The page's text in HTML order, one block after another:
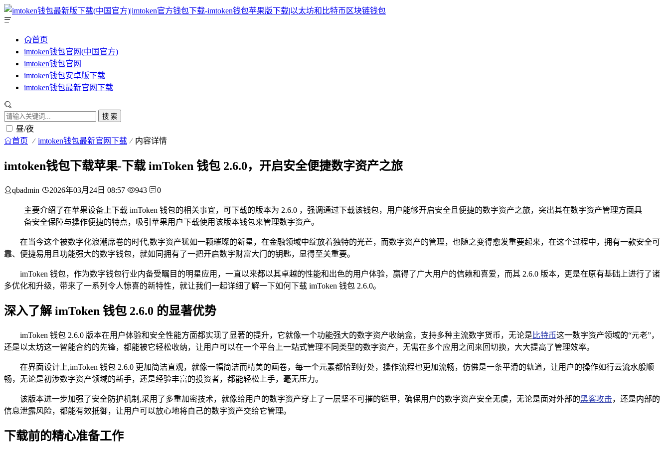
首页
imtoken钱包官网(中国官方)
imtoken钱包官网
imtoken钱包安卓版下载
imtoken钱包最新官网下载
搜 索
昼/夜
首页 imtoken钱包最新官网下载 内容详情
imtoken钱包下载苹果-下载 imToken 钱包 2.6.0，开启安全便捷数字资产之旅
qbadmin 2026年03月24日 08:57 943 0
主要介绍了在苹果设备上下载 imToken 钱包的相关事宜，可下载的版本为 2.6.0 ，强调通过下载该钱包，用户能够开启安全且便捷的数字资产之旅，突出其在数字资产管理方面具
备安全保障与操作便捷的特点，吸引苹果用户下载使用该版本钱包来管理数字资产。
在当今这个被数字化浪潮席卷的时代,数字资产犹如一颗璀璨的新星，在金融领域中绽放着独特的光芒，而数字资产的管理，也随之变得愈发重要起来，在这个过程中，拥有一款安全可
靠、便捷易用且功能强大的数字钱包，就如同拥有了一把开启数字财富大门的钥匙，显得至关重要。
imToken 钱包，作为数字钱包行业内备受瞩目的明星应用，一直以来都以其卓越的性能和出色的用户体验，赢得了广大用户的信赖和喜爱，而其 2.6.0 版本，更是在原有基础上进行了诸
多优化和升级，带来了一系列令人惊喜的新特性，就让我们一起详细了解一下如何下载 imToken 钱包 2.6.0。
深入了解 imToken 钱包 2.6.0 的显著优势
imToken 钱包 2.6.0 版本在用户体验和安全性能方面都实现了显著的提升，它就像一个功能强大的数字资产收纳盒，支持多种主流数字货币，无论是 比特币这一数字资产领域的“元老”，
还是以太坊这一智能合约的先锋，都能被它轻松收纳，让用户可以在一个平台上一站式管理不同类型的数字资产，无需在多个应用之间来回切换，大大提高了管理效率。
在界面设计上,imToken 钱包 2.6.0 更加简洁直观，就像一幅简洁而精美的画卷，每一个元素都恰到好处，操作流程也更加流畅，仿佛是一条平滑的轨道，让用户的操作如行云流水般顺
畅，无论是初涉数字资产领域的新手，还是经验丰富的投资者，都能轻松上手，毫无压力。
该版本进一步加强了安全防护机制,采用了多重加密技术，就像给用户的数字资产穿上了一层坚不可摧的铠甲，确保用户的数字资产安全无虞，无论是面对外部的黑客攻击，还是内部的
信息泄露风险，都能有效抵御，让用户可以放心地将自己的数字资产交给它管理。
下载前的精心准备工作